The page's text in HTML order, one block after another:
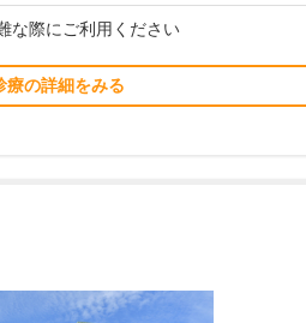
な際にご利用ください
療の詳細をみる